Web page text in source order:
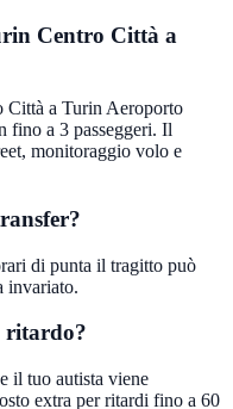
Centro Città a
Città a Turin Aeroporto
fino a 3 passeggeri. Il
monitoraggio volo e
di punta il tragitto può
invariato.
ritardo?
il tuo autista viene
extra per ritardi fino a 60